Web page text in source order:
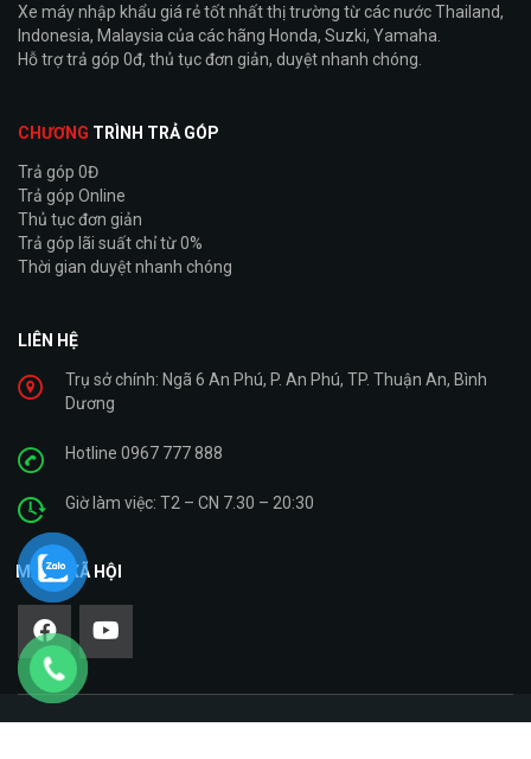
Xe máy nhập khẩu giá rẻ tốt nhất thị trường từ các nước Thailand,
Indonesia, Malaysia của các hãng Honda, Suzki, Yamaha.
Hỗ trợ trả góp 0đ, thủ tục đơn giản, duyệt nhanh chóng.
CHƯƠNG TRÌNH TRẢ GÓP
Trả góp 0Đ
Trả góp Online
Thủ tục đơn giản
Trả góp lãi suất chỉ từ 0%
Thời gian duyệt nhanh chóng
LIÊN HỆ
Trụ sở chính: Ngã 6 An Phú, P. An Phú, TP. Thuận An, Bình
Dương
Hotline 0967 777 888
Giờ làm việc: T2 – CN 7.30 – 20:30
MẠNG XÃ HỘI